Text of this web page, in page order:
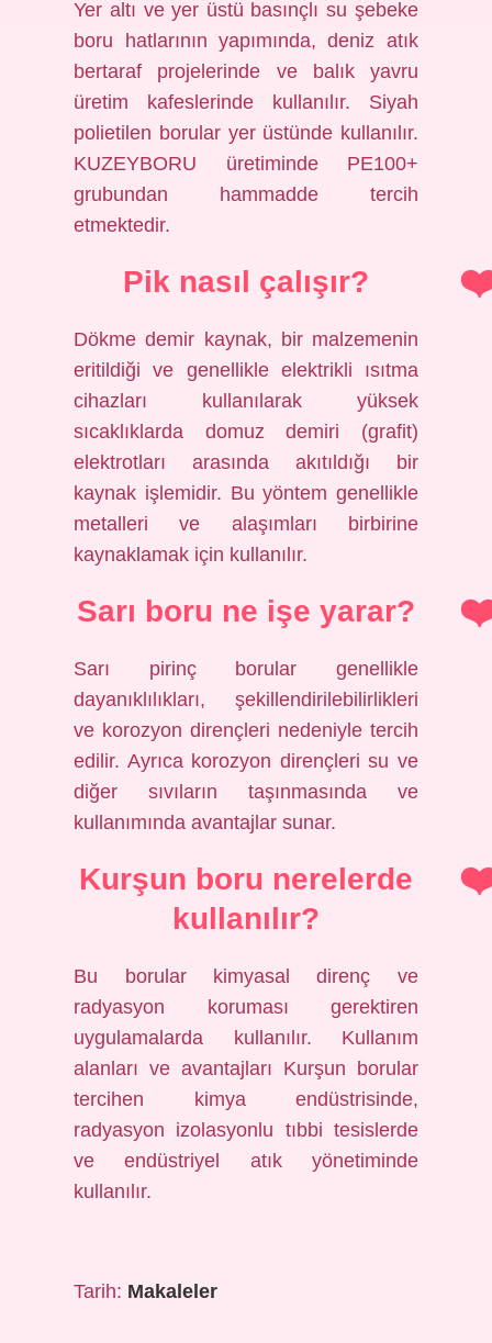
Yer altı ve yer üstü basınçlı su şebeke
boru hatlarının yapımında, deniz atık
bertaraf projelerinde ve balık yavru
üretim kafeslerinde kullanılır. Siyah
polietilen borular yer üstünde kullanılır.
KUZEYBORU üretiminde PE100+
grubundan hammadde tercih
etmektedir.
Pik nasıl çalışır?
Dökme demir kaynak, bir malzemenin
eritildiği ve genellikle elektrikli ısıtma
cihazları kullanılarak yüksek
sıcaklıklarda domuz demiri (grafit)
elektrotları arasında akıtıldığı bir
kaynak işlemidir. Bu yöntem genellikle
metalleri ve alaşımları birbirine
kaynaklamak için kullanılır.
Sarı boru ne işe yarar?
Sarı pirinç borular genellikle
dayanıklılıkları, şekillendirilebilirlikleri
ve korozyon dirençleri nedeniyle tercih
edilir. Ayrıca korozyon dirençleri su ve
diğer sıvıların taşınmasında ve
kullanımında avantajlar sunar.
Kurşun boru nerelerde
kullanılır?
Bu borular kimyasal direnç ve
radyasyon koruması gerektiren
uygulamalarda kullanılır. Kullanım
alanları ve avantajları Kurşun borular
tercihen kimya endüstrisinde,
radyasyon izolasyonlu tıbbi tesislerde
ve endüstriyel atık yönetiminde
kullanılır.
Tarih: Makaleler